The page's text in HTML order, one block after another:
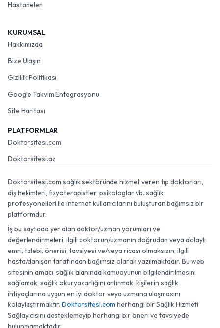
Hastaneler
KURUMSAL
Hakkımızda
Bize Ulaşın
Gizlilik Politikası
Google Takvim Entegrasyonu
Site Haritası
PLATFORMLAR
Doktorsitesi.com
Doktorsitesi.az
Doktorsitesi.com sağlık sektöründe hizmet veren tıp doktorları,
diş hekimleri, fizyoterapistler, psikologlar vb. sağlık
profesyonelleri ile internet kullanıcılarını buluşturan bağımsız bir
platformdur.
İş bu sayfada yer alan doktor/uzman yorumları ve
değerlendirmeleri, ilgili doktorun/uzmanın doğrudan veya dolaylı
emri, talebi, önerisi, tavsiyesi ve/veya ricası olmaksızın, ilgili
hasta/danışan tarafından bağımsız olarak yazılmaktadır. Bu web
sitesinin amacı, sağlık alanında kamuoyunun bilgilendirilmesini
sağlamak, sağlık okuryazarlığını artırmak, kişilerin sağlık
ihtiyaçlarına uygun en iyi doktor veya uzmana ulaşmasını
kolaylaştırmaktır. Doktorsitesi.com herhangi bir Sağlık Hizmeti
Sağlayıcısını desteklemeyip herhangi bir öneri ve tavsiyede
bulunmamaktadır.